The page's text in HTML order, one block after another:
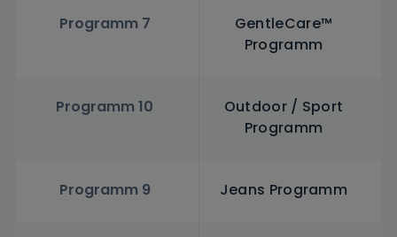
Programm 7
GentleCare™
Programm
Programm 10
Outdoor / Sport
Programm
Programm 9 Jeans Programm